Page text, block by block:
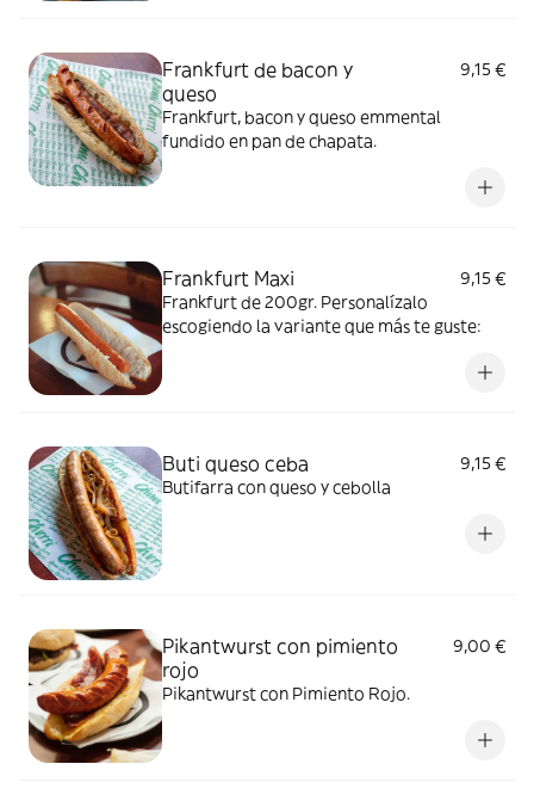
Frankfurt de bacon y
queso
9,15 €
Frankfurt, bacon y queso emmental
fundido en pan de chapata.
Frankfurt Maxi
9,15 €
Frankfurt de 200gr. Personalízalo
escogiendo la variante que más te guste:
Buti queso ceba
9,15 €
Butifarra con queso y cebolla
Pikantwurst con pimiento
rojo
9,00 €
Pikantwurst con Pimiento Rojo.